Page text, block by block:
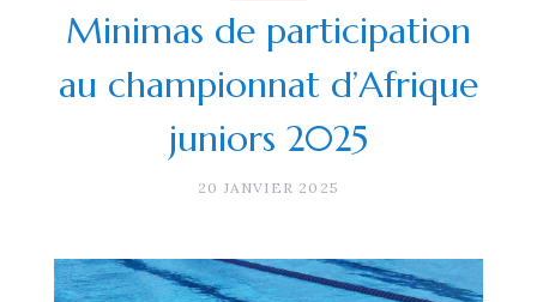
Minimas de participation
au championnat d’Afrique
juniors 2025
20 JANVIER 2025